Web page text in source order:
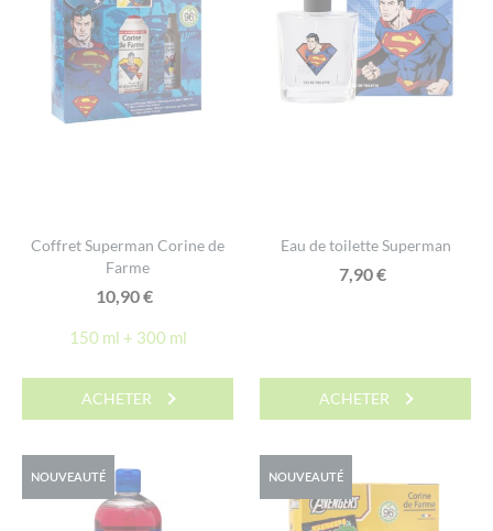
Coffret Superman Corine de
Farme
10,90€
150 ml + 300 ml
ACHETER
Eau de toilette Superman
7,90€
ACHETER
NOUVEAUTÉ NOUVEAUTÉ